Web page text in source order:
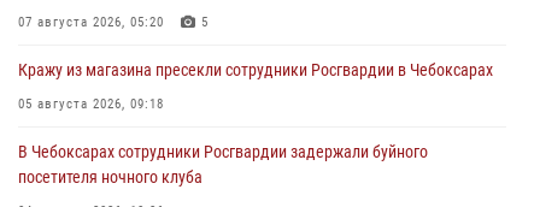
07 августа 2026, 05:20 5
Кражу из магазина пресекли сотрудники Росгвардии в Чебоксарах
05 августа 2026, 09:18
В Чебоксарах сотрудники Росгвардии задержали буйного
посетителя ночного клуба